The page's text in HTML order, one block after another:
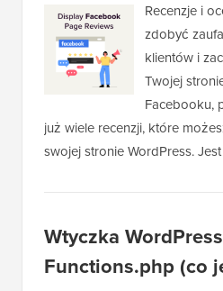
Recenzje i
zdobyć
klientów i
Twojej
Facebooku,
już wiele recenzji, które
swojej stronie WordPress.
Wtyczka
Functions.php (co